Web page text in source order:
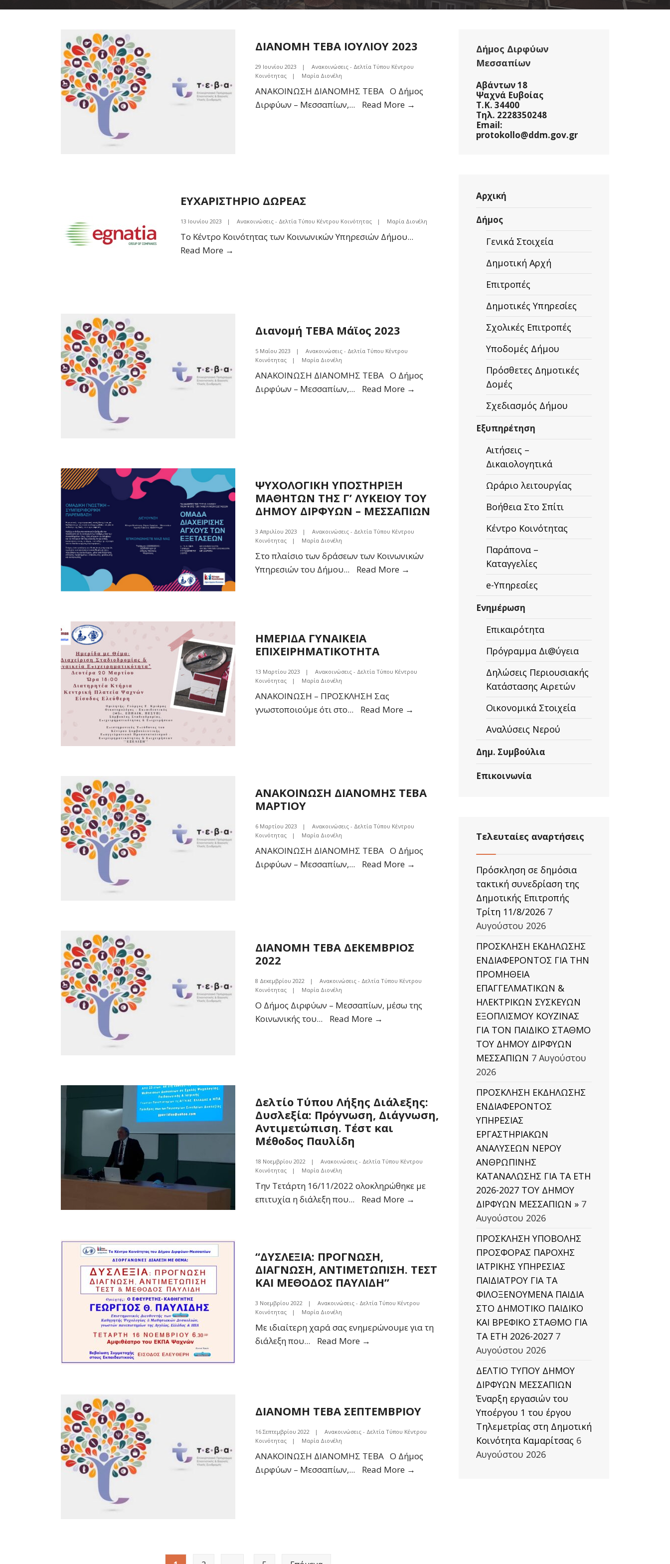
ΔΙΑΝΟΜΗ ΤΕΒΑ ΙΟΥΛΙΟΥ 2023
29 Ιουνίου 2023 |
Ανακοινώσεις - Δελτία Τύπου Κέντρου
Κοινότητας
| Μαρία Διονέλη
ΑΝΑΚΟΙΝΩΣΗ ΔΙΑΝΟΜΗΣ ΤΕΒΑ Ο Δήμος
Διρφύων – Μεσσαπίων,... Read More →
ΕΥΧΑΡΙΣΤΗΡΙΟ ΔΩΡΕΑΣ
13 Ιουνίου 2023 | Ανακοινώσεις - Δελτία Τύπου Κέντρου Κοινότητας | Μαρία Διονέλη
Το Κέντρο Κοινότητας των Κοινωνικών Υπηρεσιών Δήμου...
Read More →
Διανομή ΤΕΒΑ Μάϊος 2023
5 Μαΐου 2023 |
Ανακοινώσεις - Δελτία Τύπου Κέντρου
Κοινότητας
| Μαρία Διονέλη
ΑΝΑΚΟΙΝΩΣΗ ΔΙΑΝΟΜΗΣ ΤΕΒΑ Ο Δήμος
Διρφύων – Μεσσαπίων,... Read More →
ΨΥΧΟΛΟΓΙΚΗ ΥΠΟΣΤΗΡΙΞΗ
ΜΑΘΗΤΩΝ ΤΗΣ Γ’ ΛΥΚΕΙΟΥ ΤΟΥ
ΔΗΜΟΥ ΔΙΡΦΥΩΝ – ΜΕΣΣΑΠΙΩΝ
3 Απριλίου 2023 |
Ανακοινώσεις - Δελτία Τύπου Κέντρου
Κοινότητας
| Μαρία Διονέλη
Στο πλαίσιο των δράσεων των Κοινωνικών
Υπηρεσιών του Δήμου... Read More →
ΔΙΡΦΥΩΝ
ΗΜΕΡΙΔΑ ΓΥΝΑΙΚΕΙΑ
ΕΠΙΧΕΙΡΗΜΑΤΙΚΟΤΗΤΑ
13 Μαρτίου 2023 |
Ανακοινώσεις - Δελτία Τύπου Κέντρου
Κοινότητας
| Μαρία Διονέλη
ΑΝΑΚΟΙΝΩΣΗ – ΠΡΟΣΚΛΗΣΗ Σας
γνωστοποιούμε ότι στο... Read More →
ΕΠΙΧΕΙΡΗΜΑΤΙΚΟΤΗΤΑ
ΑΝΑΚΟΙΝΩΣΗ ΔΙΑΝΟΜΗΣ ΤΕΒΑ
ΜΑΡΤΙΟΥ
6 Μαρτίου 2023 |
Ανακοινώσεις - Δελτία Τύπου Κέντρου
Κοινότητας
| Μαρία Διονέλη
ΑΝΑΚΟΙΝΩΣΗ ΔΙΑΝΟΜΗΣ ΤΕΒΑ Ο Δήμος
Διρφύων – Μεσσαπίων,... Read More →
ΔΙΑΝΟΜΗ ΤΕΒΑ ΔΕΚΕΜΒΡΙΟΣ
2022
8 Δεκεμβρίου 2022 |
Ανακοινώσεις - Δελτία Τύπου Κέντρου
Κοινότητας
| Μαρία Διονέλη
Ο Δήμος Διρφύων – Μεσσαπίων, μέσω της
Κοινωνικής του... Read More →
Δελτίο Τύπου Λήξης Διάλεξης:
Δυσλεξία: Πρόγνωση, Διάγνωση,
Αντιμετώπιση. Τέστ και
Μέθοδος Παυλίδη
18 Νοεμβρίου 2022 |
Ανακοινώσεις - Δελτία Τύπου Κέντρου
Κοινότητας
| Μαρία Διονέλη
Την Τετάρτη 16/11/2022 ολοκληρώθηκε με
επιτυχία η διάλεξη που... Read More →
Πρόγνωση,
Τέστ
Μέθοδος
“ΔΥΣΛΕΞΙΑ: ΠΡΟΓΝΩΣΗ,
ΔΙΑΓΝΩΣΗ, ΑΝΤΙΜΕΤΩΠΙΣΗ. ΤΕΣΤ
ΚΑΙ ΜΕΘΟΔΟΣ ΠΑΥΛΙΔΗ”
3 Νοεμβρίου 2022 |
Ανακοινώσεις - Δελτία Τύπου Κέντρου
Κοινότητας
| Μαρία Διονέλη
Με ιδιαίτερη χαρά σας ενημερώνουμε για τη
διάλεξη που... Read More →
ΚΑΙ
ΠΑΥΛΙΔΗ”
ΔΙΑΝΟΜΗ ΤΕΒΑ ΣΕΠΤΕΜΒΡΙΟΥ
16 Σεπτεμβρίου 2022 |
Ανακοινώσεις - Δελτία Τύπου Κέντρου
Κοινότητας
| Μαρία Διονέλη
ΑΝΑΚΟΙΝΩΣΗ ΔΙΑΝΟΜΗΣ ΤΕΒΑ Ο Δήμος
Διρφύων – Μεσσαπίων,... Read More →
Δήμος Διρφύων
Μεσσαπίων
Αβάντων 18
Ψαχνά Ευβοίας
Τ.Κ. 34400
Τηλ. 2228350248
Email:
protokollo@ddm.gov.gr
Αρχική
Δήμος
Γενικά Στοιχεία
Δημοτική Αρχή
Επιτροπές
Δημοτικές Υπηρεσίες
Σχολικές Επιτροπές
Υποδομές Δήμου
Πρόσθετες Δημοτικές
Δομές
Σχεδιασμός Δήμου
Εξυπηρέτηση
Αιτήσεις –
Δικαιολογητικά
Ωράριο λειτουργίας
Βοήθεια Στο Σπίτι
Κέντρο Κοινότητας
Παράπονα –
Καταγγελίες
e-Υπηρεσίες
Ενημέρωση
Επικαιρότητα
Πρόγραμμα Δι@ύγεια
Δηλώσεις Περιουσιακής
Κατάστασης Αιρετών
Οικονομικά Στοιχεία
Αναλύσεις Νερού
Δημ. Συμβούλια
Επικοινωνία
Τελευταίες αναρτήσεις
Πρόσκληση σε δημόσια
τακτική συνεδρίαση της
Δημοτικής Επιτροπής
Τρίτη 11/8/2026 7
Αυγούστου 2026
ΠΡΟΣΚΛΗΣΗ ΕΚΔΗΛΩΣΗΣ
ΕΝΔΙΑΦΕΡΟΝΤΟΣ ΓΙΑ ΤΗΝ
ΠΡΟΜΗΘΕΙΑ
ΕΠΑΓΓΕΛΜΑΤΙΚΩΝ &
ΗΛΕΚΤΡΙΚΩΝ ΣΥΣΚΕΥΩΝ
ΕΞΟΠΛΙΣΜΟΥ ΚΟΥΖΙΝΑΣ
ΓΙΑ ΤΟΝ ΠΑΙΔΙΚΟ ΣΤΑΘΜΟ
ΤΟΥ ΔΗΜΟΥ ΔΙΡΦΥΩΝ
ΜΕΣΣΑΠΙΩΝ 7 Αυγούστου
2026
ΠΡΟΣΚΛΗΣΗ ΕΚΔΗΛΩΣΗΣ
ΕΝΔΙΑΦΕΡΟΝΤΟΣ
ΥΠΗΡΕΣΙΑΣ
ΕΡΓΑΣΤΗΡΙΑΚΩΝ
ΑΝΑΛΥΣΕΩΝ ΝΕΡΟΥ
ΑΝΘΡΩΠΙΝΗΣ
ΚΑΤΑΝΑΛΩΣΗΣ ΓΙΑ ΤΑ ΕΤΗ
2026-2027 ΤΟΥ ΔΗΜΟΥ
ΔΙΡΦΥΩΝ ΜΕΣΣΑΠΙΩΝ » 7
Αυγούστου 2026
ΠΡΟΣΚΛΗΣΗ ΥΠΟΒΟΛΗΣ
ΠΡΟΣΦΟΡΑΣ ΠΑΡΟΧΗΣ
ΙΑΤΡΙΚΗΣ ΥΠΗΡΕΣΙΑΣ
ΠΑΙΔΙΑΤΡΟΥ ΓΙΑ ΤΑ
ΦΙΛΟΞΕΝΟΥΜΕΝΑ ΠΑΙΔΙΑ
ΣΤΟ ΔΗΜΟΤΙΚΟ ΠΑΙΔΙΚΟ
ΚΑΙ ΒΡΕΦΙΚΟ ΣΤΑΘΜΟ ΓΙΑ
ΤΑ ΕΤΗ 2026-2027 7
Αυγούστου 2026
ΔΕΛΤΙΟ ΤΥΠΟΥ ΔΗΜΟΥ
ΔΙΡΦΥΩΝ ΜΕΣΣΑΠΙΩΝ
Έναρξη εργασιών του
Υποέργου 1 του έργου
Τηλεμετρίας στη Δημοτική
Κοινότητα Καμαρίτσας 6
Αυγούστου 2026